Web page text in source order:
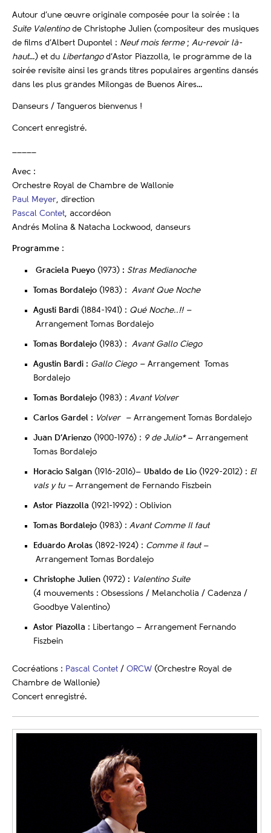
Autour d’une œuvre originale composée pour la soirée : la
Suite Valentino de Christophe Julien (compositeur des musiques
de films d’Albert Dupontel : Neuf mois ferme ; Au-revoir là-
haut…) et du Libertango d’Astor Piazzolla, le programme de la
soirée revisite ainsi les grands titres populaires argentins dansés
dans les plus grandes Milongas de Buenos Aires…
Danseurs / Tangueros bienvenus !
Concert enregistré.
Avec :
Orchestre Royal de Chambre de Wallonie
Paul Meyer , direction
Pascal Contet , accordéon
Andrés Molina & Natacha Lockwood, danseurs
Programme :
Graciela Pueyo (1973) : Stras Medianoche
Tomas Bordalejo (1983) : Avant Que Noche
Agusti Bardi (1884-1941) : Qué Noche..!! –
Arrangement Tomas Bordalejo
Tomas Bordalejo (1983) : Avant Gallo Ciego
Agustin Bardi : Gallo Ciego – Arrangement Tomas
Bordalejo
Tomas Bordalejo (1983) : Avant Volver
Carlos Gardel : Volver – Arrangement Tomas Bordalejo
Juan D’Arienzo (1900-1976) : 9 de Julio*– Arrangement
Tomas Bordalejo
Horacio Salgan ( 1916-2016)– Ubaldo de Lio ( 1929-2012) : El
vals y tu – Arrangement de Fernando Fiszbein
Astor Piazzolla (1921-1992) : Oblivion
Tomas Bordalejo (1983) : Avant Comme Il faut
Eduardo Arolas (1892-1924) : Comme il faut–
Arrangement Tomas Bordalejo
Christophe Julien (1972) : Valentino Suite
(4 mouvements : Obsessions / Melancholia / Cadenza /
Goodbye Valentino)
Astor Piazolla : Libertango – Arrangement Fernando
Fiszbein
Cocréations : Pascal Contet / ORCW (Orchestre Royal de
Chambre de Wallonie)
Concert enregistré.